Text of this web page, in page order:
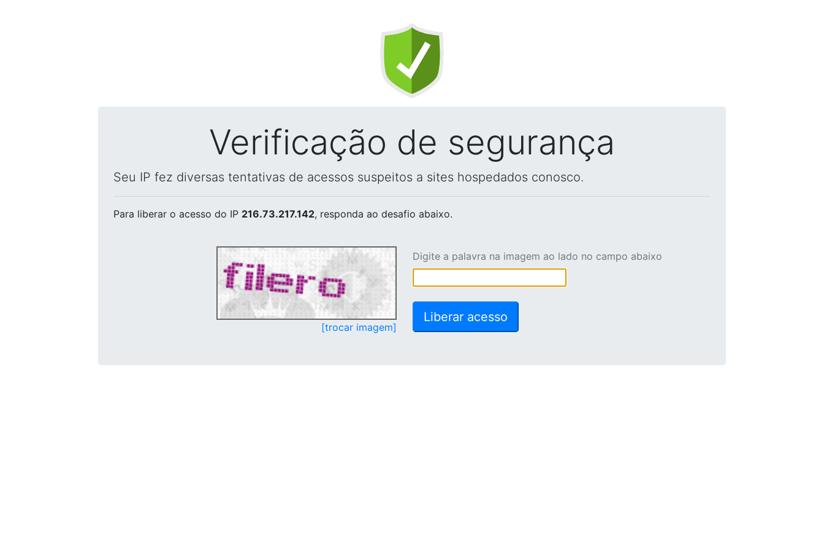
Verificação de segurança
Seu IP fez diversas tentativas de acessos suspeitos a sites hospedados conosco.
Para liberar o acesso do IP 216.73.217.142, responda ao desafio abaixo.
[trocar imagem]
Digite a palavra na imagem ao lado no campo abaixo